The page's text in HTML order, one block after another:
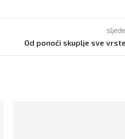
Od ponoći skuplje sve